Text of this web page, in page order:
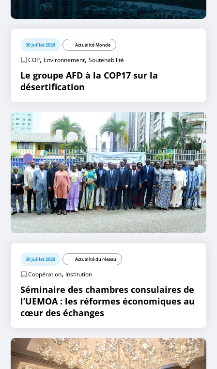
30 juillet 2026 Actualité Monde
COP, Environnement,Soutenabilité
Le groupe AFD à la COP17 sur la
désertification
30 juillet 2026 Actualité du réseau
Coopération, Institution
Séminaire des chambres consulaires de
l’UEMOA : les réformes économiques au
cœur des échanges